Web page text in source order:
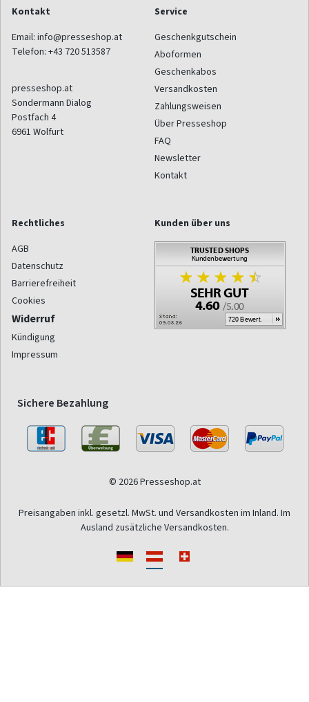
Kontakt
Email: info@presseshop.at
Telefon: +43 720 513587
presseshop.at
Sondermann Dialog
Postfach 4
6961 Wolfurt
Service
Geschenkgutschein
Aboformen
Geschenkabos
Versandkosten
Zahlungsweisen
Über Presseshop
FAQ
Newsletter
Kontakt
Rechtliches
AGB
Datenschutz
Barrierefreiheit
Cookies
Widerruf
Kündigung
Impressum
Kunden über uns
Sichere Bezahlung
© 2026 Presseshop.at
Preisangaben inkl. gesetzl. MwSt. und Versandkosten im Inland. Im
Ausland zusätzliche Versandkosten.